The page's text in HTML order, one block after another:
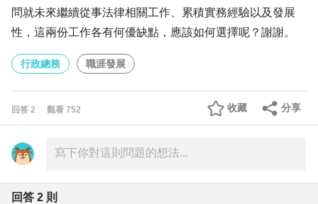
問就未來繼續從事法律相關工作、累積實務經驗以及發展
性，這兩份工作各有何優缺點，應該如何選擇呢？謝謝。
行政總務 職涯發展
回答 2 觀看 752 分享
收藏
回答 2 則